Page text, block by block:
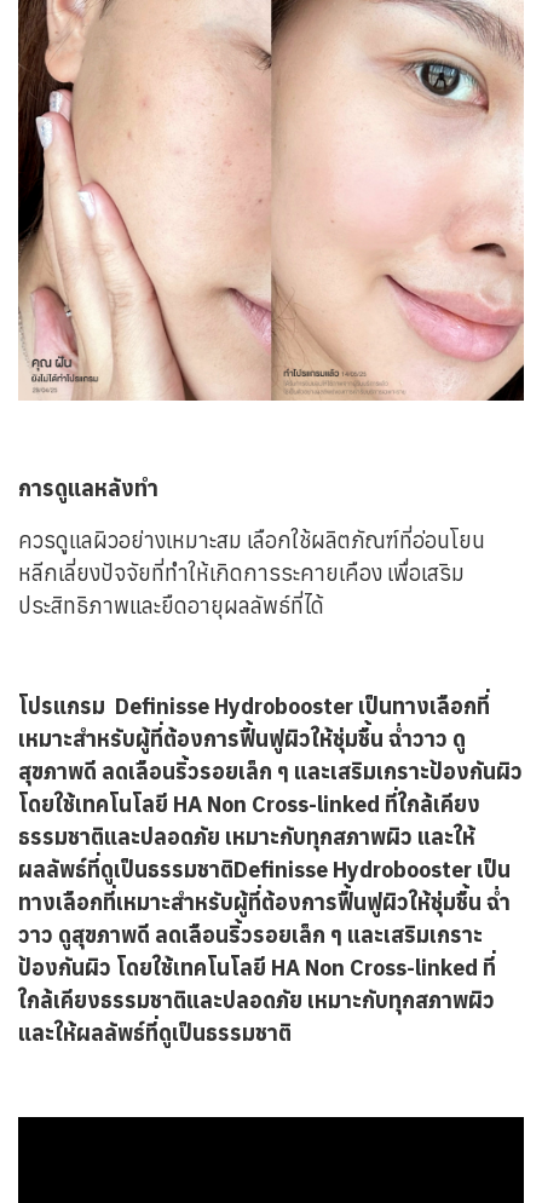
การดูแลหลังทำ
ควรดูแลผิวอย่างเหมาะสม เลือกใช้ผลิตภัณฑ์ที่อ่อนโยน
หลีกเลี่ยงปัจจัยที่ทำให้เกิดการระคายเคือง เพื่อเสริม
ประสิทธิภาพและยืดอายุผลลัพธ์ที่ได้
โปรแกรม Definisse Hydrobooster เป็นทางเลือกที่
เหมาะสำหรับผู้ที่ต้องการฟื้นฟูผิวให้ชุ่มชื้น ฉ่ำวาว ดู
สุขภาพดี ลดเลือนริ้วรอยเล็ก ๆ และเสริมเกราะป้องกันผิว
โดยใช้เทคโนโลยี HA Non Cross-linked ที่ใกล้เคียง
ธรรมชาติและปลอดภัย เหมาะกับทุกสภาพผิว และให้
ผลลัพธ์ที่ดูเป็นธรรมชาติDefinisse Hydrobooster เป็น
ทางเลือกที่เหมาะสำหรับผู้ที่ต้องการฟื้นฟูผิวให้ชุ่มชื้น ฉ่ำ
วาว ดูสุขภาพดี ลดเลือนริ้วรอยเล็ก ๆ และเสริมเกราะ
ป้องกันผิว โดยใช้เทคโนโลยี HA Non Cross-linked ที่
ใกล้เคียงธรรมชาติและปลอดภัย เหมาะกับทุกสภาพผิว
และให้ผลลัพธ์ที่ดูเป็นธรรมชาติ